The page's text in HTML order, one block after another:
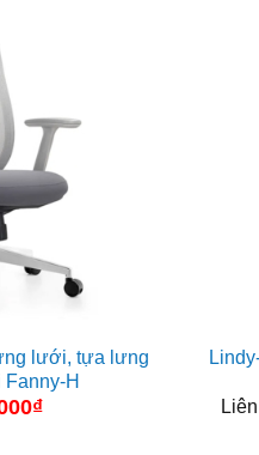
lưới, tựa lưng
H
₫Giá